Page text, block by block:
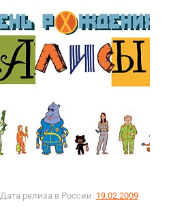
Дата релиза в России: 19.02.2009